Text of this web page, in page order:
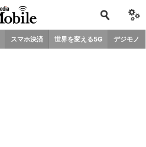
スマホ決済 世界を変える5G デジモノ